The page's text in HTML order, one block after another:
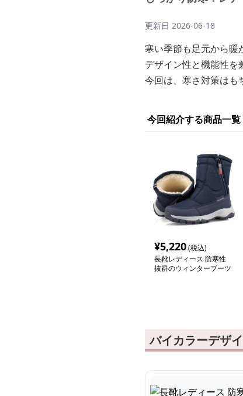
更新日 2026-06-18
寒い季節も足元から暖
デザイン性と機能性を
今回は、寒さ対策はも
今回紹介する商品一覧
¥5,220(税込)
長靴レディース 防寒性
抜群のウィンターブーツ
バイカラーデザ